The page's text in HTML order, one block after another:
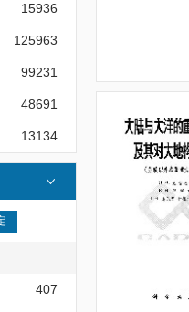
15936
125963
99231
48691
13134
407